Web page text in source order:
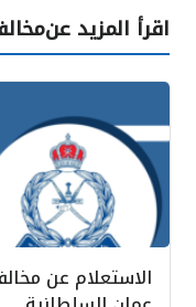
اقرأ المزيد عن
الاستعلام عن